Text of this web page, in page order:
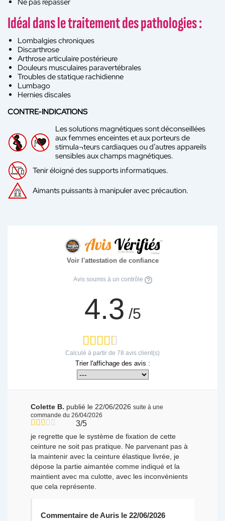
Idéal dans le traitement des pathologies :
Lombalgies chroniques
Discarthrose
Arthrose articulaire postérieure
Douleurs musculaires paravertébrales
Troubles de statique rachidienne
Lumbago
Hernies discales
CONTRE-INDICATIONS
Les solutions magnétiques sont déconseillées
aux femmes enceintes et aux porteurs de
stimula¬teurs cardiaques ou d’autres appareils
sensibles aux champs magnétiques.
Tenir éloigné des supports informatiques.
Aimants puissants à manipuler avec précaution.
Voir l'attestation de confiance
Avis soumis à un contrôle
4.3 /5
Calculé à partir de 78 avis client(s)
Trier l'affichage des avis :
Colette B. publié le 22/06/2026 suite à une
commande du 26/04/2026
3/5
je regrette que le système de fixation de cette
ceinture ne soit pas pratique. Ne parvenant pas à
la maintenir avec la ceinture élastique livrée, je
dépose la partie aimantée comme indiqué et la
maintient avec ma culotte, avec les inconvénients
que cela représente.
Commentaire de Auris le 22/06/2026